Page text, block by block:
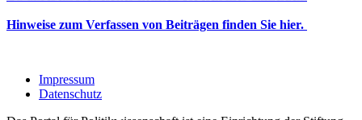
Hinweise zum Verfassen von Beiträgen finden Sie hier.
Impressum
Datenschutz